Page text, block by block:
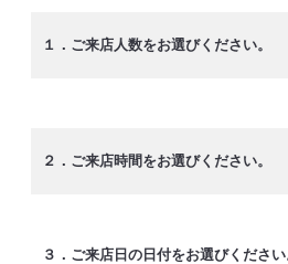
１．ご来店人数をお選びください。
２．ご来店時間をお選びください。
３．ご来店日の日付をお選びください